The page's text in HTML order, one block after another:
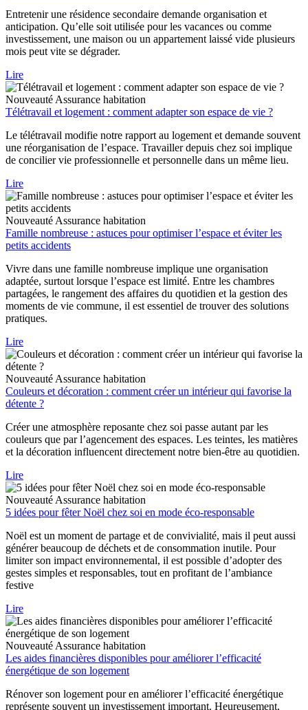
Entretenir une résidence secondaire demande organisation et
anticipation. Qu’elle soit utilisée pour les vacances ou comme
investissement, une maison ou un appartement laissé vide plusieurs
mois peut vite se dégrader.
Lire
Nouveauté Assurance habitation
Télétravail et logement : comment adapter son espace de vie ?
Le télétravail modifie notre rapport au logement et demande souvent
une réorganisation de l’espace. Travailler depuis chez soi implique
de concilier vie professionnelle et personnelle dans un même lieu.
Lire
Nouveauté Assurance habitation
Famille nombreuse : astuces pour optimiser l’espace et éviter les
petits accidents
Vivre dans une famille nombreuse implique une organisation
adaptée, surtout lorsque l’espace est limité. Entre les chambres
partagées, le rangement des affaires du quotidien et la gestion des
moments de vie commune, il est essentiel de trouver des solutions
pratiques.
Lire
Nouveauté Assurance habitation
Couleurs et décoration : comment créer un intérieur qui favorise la
détente ?
Créer une atmosphère reposante chez soi passe autant par les
couleurs que par l’agencement des espaces. Les teintes, les matières
et la décoration influencent directement notre bien-être au quotidien.
Lire
Nouveauté Assurance habitation
5 idées pour fêter Noël chez soi en mode éco-responsable
Noël est un moment de partage et de convivialité, mais il peut aussi
générer beaucoup de déchets et de consommation inutile. Pour
limiter son impact environnemental, il est possible d’adopter des
gestes simples et responsables, tout en profitant de l’ambiance
festive
Lire
Nouveauté Assurance habitation
Les aides financières disponibles pour améliorer l’efficacité
énergétique de son logement
Rénover son logement pour en améliorer l’efficacité énergétique
représente souvent un investissement important. Heureusement,